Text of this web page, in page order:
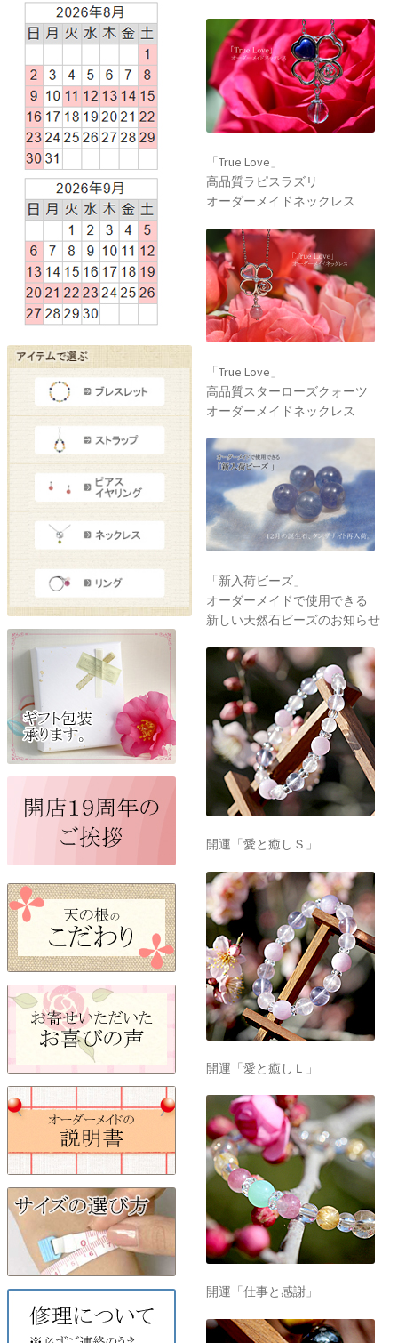
「True Love」
高品質ラピスラズリ
オーダーメイドネックレス
「True Love」
高品質スターローズクォーツ
オーダーメイドネックレス
「新入荷ビーズ」
オーダーメイドで使用できる
新しい天然石ビーズのお知らせ
開運「愛と癒しＳ」
開運「愛と癒しＬ」
開運「仕事と感謝」